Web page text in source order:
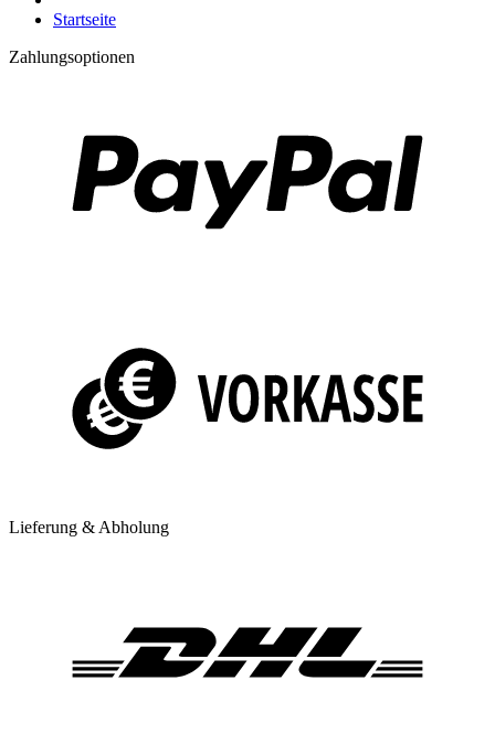
Startseite
Zahlungsoptionen
Lieferung & Abholung